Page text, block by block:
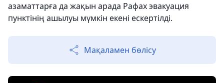
азаматтарға да жақын арада Рафах эвакуация
пунктінің ашылуы мүмкін екені ескертілді.
Мақаламен бөлісу